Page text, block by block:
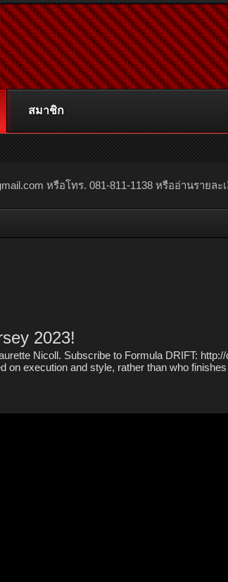
หรือโทร. 081-811-1138 หรืออ่านรายล
2023!
Nicoll. Subscribe to Formula DRIFT:
on execution and style, rather than who
สมาชิก